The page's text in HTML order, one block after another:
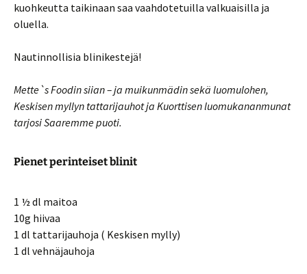
kuohkeutta taikinaan saa vaahdotetuilla valkuaisilla ja
oluella.
Nautinnollisia blinikestejä!
Mette`s Foodin siian – ja muikunmädin sekä luomulohen,
Keskisen myllyn tattarijauhot ja Kuorttisen luomukananmunat
tarjosi Saaremme puoti.
Pienet perinteiset blinit
1 ½ dl maitoa
10g hiivaa
1 dl tattarijauhoja ( Keskisen mylly)
1 dl vehnäjauhoja